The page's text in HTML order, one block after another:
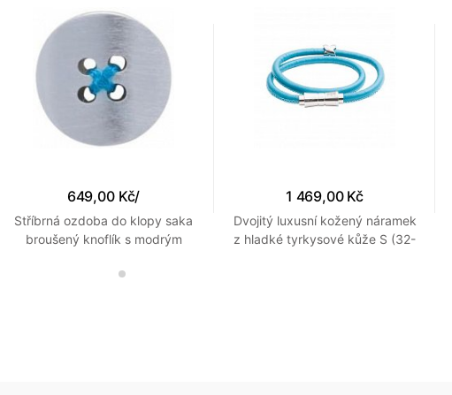
649,00 Kč/
Stříbrná ozdoba do klopy saka
broušený knoflík s modrým
1 469,00 Kč
Dvojitý luxusní kožený náramek
z hladké tyrkysové kůže S (32-